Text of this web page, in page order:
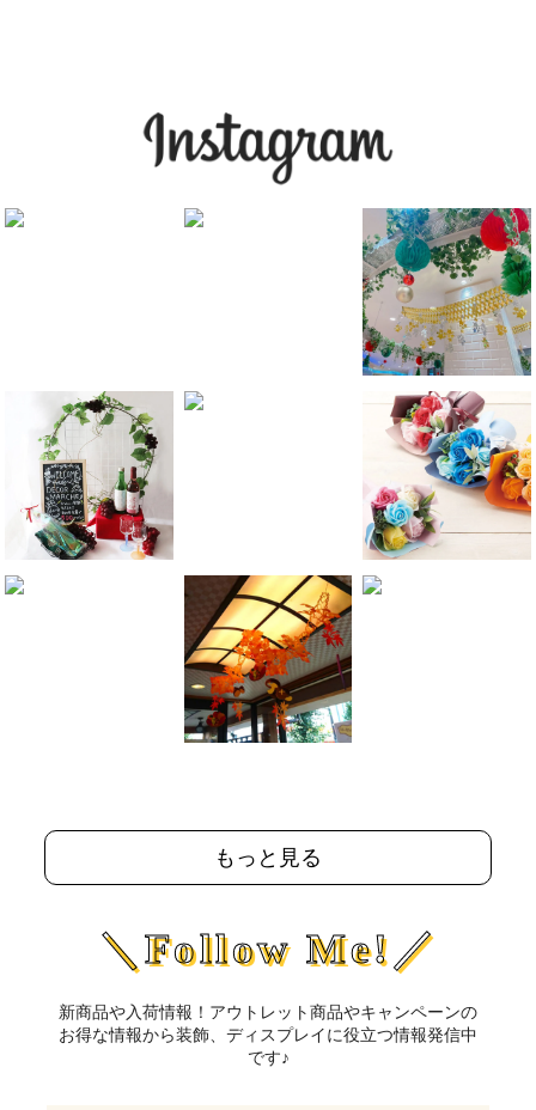
もっと見る
＼Follow Me!／
新商品や入荷情報！アウトレット商品やキャンペーンの
お得な情報から装飾、ディスプレイに役立つ情報発信中
です♪